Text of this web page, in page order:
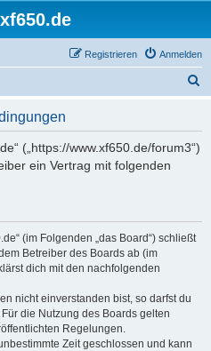
Anmelden
Registrieren
(„https://www.xf650.de/forum3“)
ein Vertrag mit folgenden
(im Folgenden „das Board“) schließt
Betreiber des Boards ab (im
dich mit den nachfolgenden
nicht einverstanden bist, so darfst du
die Nutzung des Boards gelten
Regelungen.
Zeit geschlossen und kann